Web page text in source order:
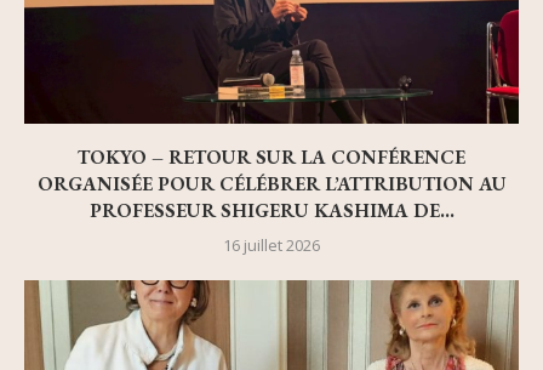
TOKYO – RETOUR SUR LA CONFÉRENCE
ORGANISÉE POUR CÉLÉBRER L’ATTRIBUTION AU
PROFESSEUR SHIGERU KASHIMA DE...
16 juillet 2026